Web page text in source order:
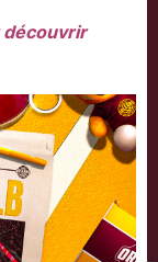
découvrir